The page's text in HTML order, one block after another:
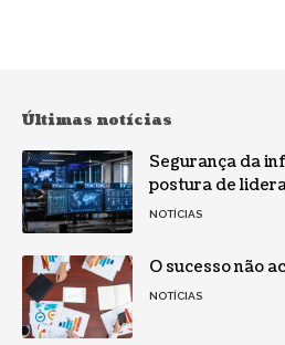
Últimas notícias
Segurança da
postura de
NOTÍCIAS
O sucesso não
NOTÍCIAS